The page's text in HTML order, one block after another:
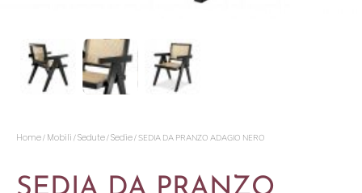
Home/ Mobili /Sedute/Sedie/ SEDIA DA PRANZO ADAGIO NERO